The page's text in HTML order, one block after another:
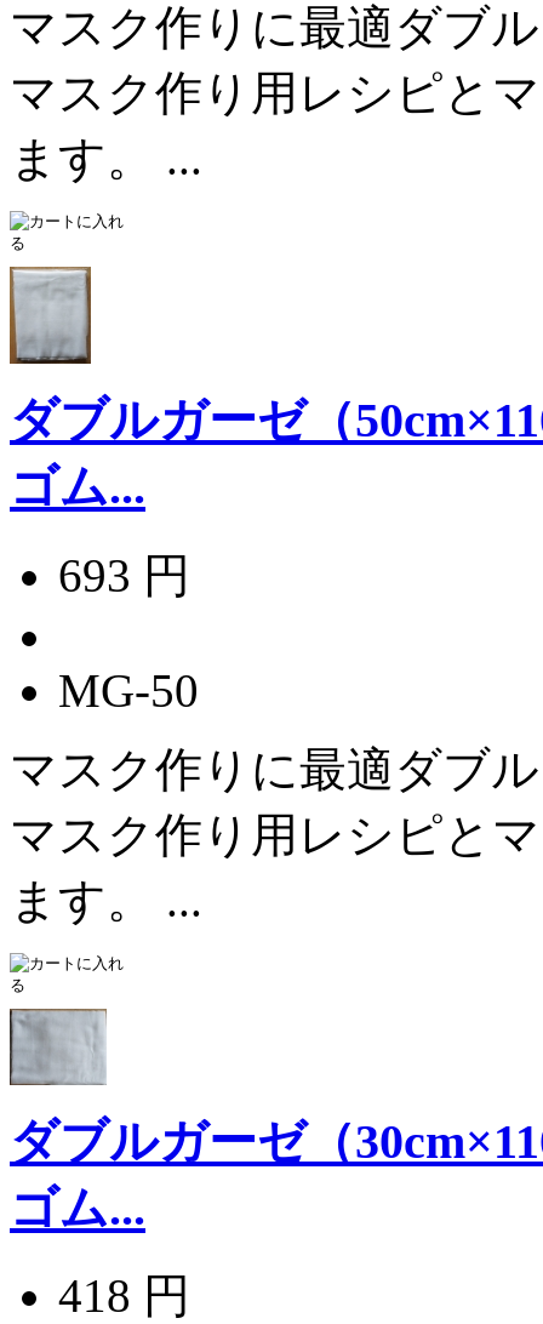
マスク作りに最適ダブ
マスク作り用レシピと
ます。 ...
ダブルガーゼ（
ゴム...
693 円
MG-50
マスク作りに最適ダブ
マスク作り用レシピと
ます。 ...
ダブルガーゼ（
ゴム...
418 円